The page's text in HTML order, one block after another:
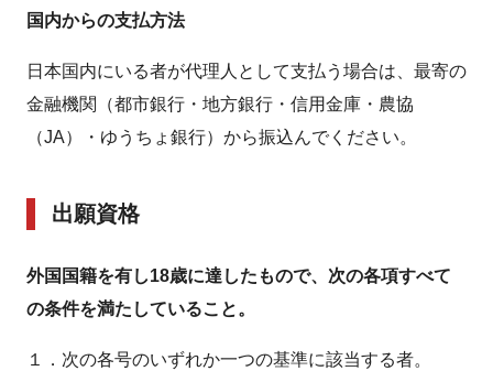
国内からの支払方法
日本国内にいる者が代理人として支払う場合は、最寄の
金融機関（都市銀行・地方銀行・信用金庫・農協
（JA）・ゆうちょ銀行）から振込んでください。
出願資格
外国国籍を有し18歳に達したもので、次の各項すべて
の条件を満たしていること。
１．次の各号のいずれか一つの基準に該当する者。